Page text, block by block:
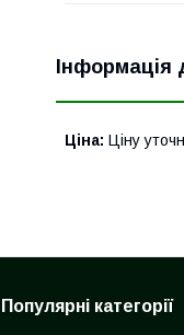
Ціна: Ціну
Популярні категорії